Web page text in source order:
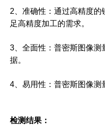
2、准确性：通过高精度
足高精度加工的需求。
3、全面性：普密斯图像测
据。
4、易用性：普密斯图像测
检测结果：